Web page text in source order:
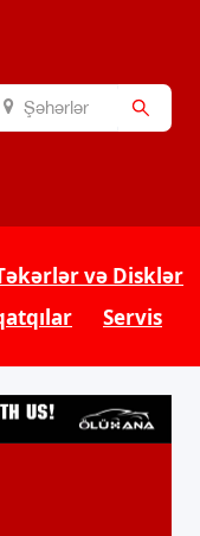
Şəhərlər
və Disklər
Servis